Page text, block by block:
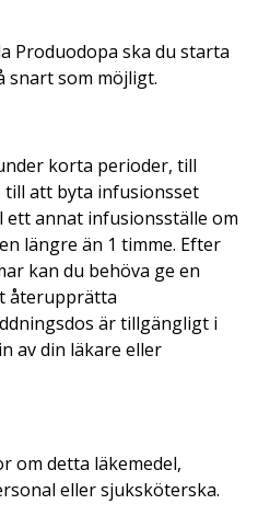
Produodopa ska du starta
snart som möjligt.
korta perioder, till
till att byta infusionsset
ett annat infusionsställe om
längre än 1 timme. Efter
kan du behöva ge en
återupprätta
är tillgängligt i
av din läkare eller
om detta läkemedel,
eller sjuksköterska.